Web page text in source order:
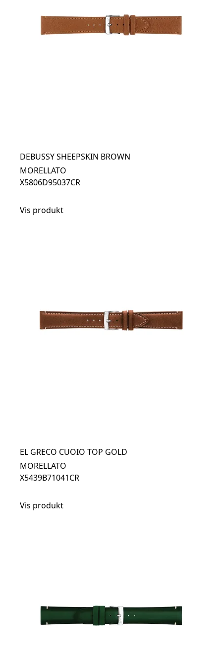
DEBUSSY SHEEPSKIN BROWN
MORELLATO
X5806D95037CR
Vis produkt
EL GRECO CUOIO TOP GOLD
MORELLATO
X5439B71041CR
Vis produkt